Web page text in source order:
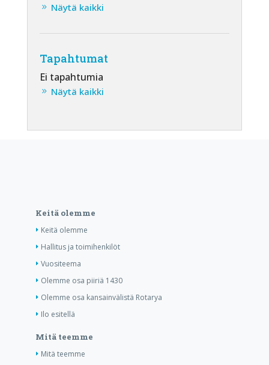
Näytä kaikki
Tapahtumat
Ei tapahtumia
Näytä kaikki
Keitä olemme
Keitä olemme
Hallitus ja toimihenkilöt
Vuositeema
Olemme osa piiriä 1430
Olemme osa kansainvälistä Rotarya
Ilo esitellä
Mitä teemme
Mitä teemme